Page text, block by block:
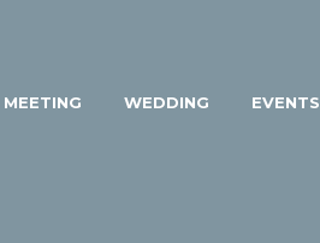
MEETING WEDDING EVENTS